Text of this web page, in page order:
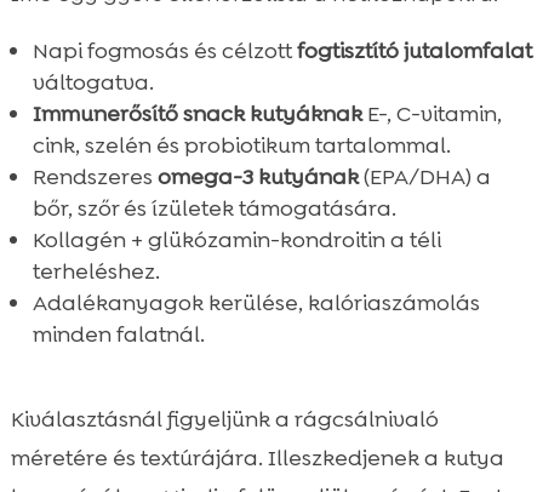
Napi fogmosás és célzottfogtisztító jutalomfalat
váltogatva.
Immunerősítő snack kutyáknakE-, C-vitamin,
cink, szelén és probiotikum tartalommal.
Rendszeres omega-3 kutyának(EPA/DHA) a
bőr, szőr és ízületek támogatására.
Kollagén + glükózamin-kondroitin a téli
terheléshez.
Adalékanyagok kerülése, kalóriaszámolás
minden falatnál.
Kiválasztásnál figyeljünk a rágcsálnivaló
méretére és textúrájára. Illeszkedjenek a kutya